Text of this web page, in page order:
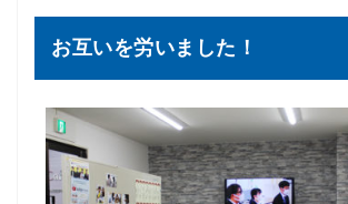
お互いを労いました！